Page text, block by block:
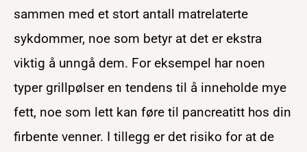
sammen med et stort antall matrelaterte
sykdommer, noe som betyr at det er ekstra
viktig å unngå dem. For eksempel har noen
typer grillpølser en tendens til å inneholde mye
fett, noe som lett kan føre til pancreatitt hos din
firbente venner. I tillegg er det risiko for at de